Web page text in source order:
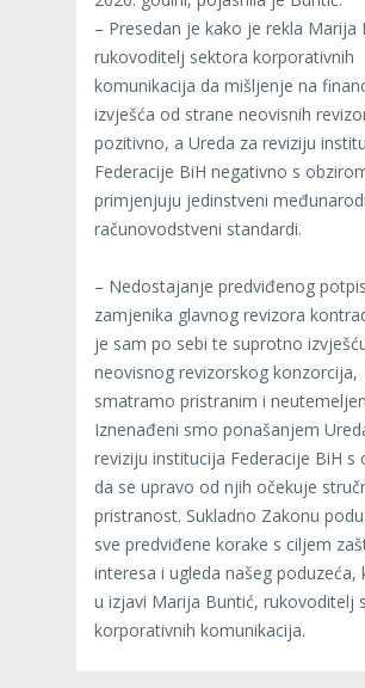
– Presedan je kako je rekla Marija
rukovoditelj sektora korporativnih
komunikacija da mišljenje na
izvješća od strane neovisnih
pozitivno, a Ureda za reviziju
Federacije BiH negativno s
primjenjuju jedinstveni
računovodstveni standardi.
– Nedostajanje predviđenog
zamjenika glavnog revizora
je sam po sebi te suprotno
neovisnog revizorskog konzorcija,
smatramo pristranim i
Iznenađeni smo ponašanjem
reviziju institucija Federacije BiH s
da se upravo od njih očekuje
pristranost. Sukladno Zakonu
sve predviđene korake s ciljem
interesa i ugleda našeg poduzeća,
u izjavi Marija Buntić, rukovoditelj
korporativnih komunikacija.